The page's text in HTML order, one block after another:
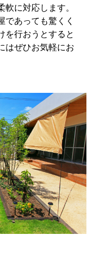
に対応します。
であっても驚くく
を行おうとすると
はぜひお気軽にお